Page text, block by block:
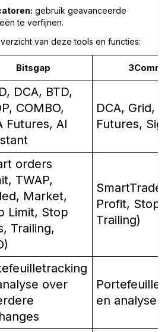
gebruik geavanceerde
te verfijnen.
van deze tools en functies:
Bitsgap
DCA, BTD,
COMBO,
Futures, AI
DCA, Grid,
Futures,
orders
TWAP,
Market,
Limit, Stop
Trailing,
SmartTrade
Profit, Stop
Trailing)
over
en analyse